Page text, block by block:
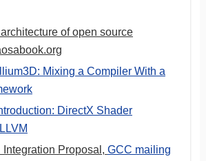
of open source
Mixing a Compiler With a
DirectX Shader
Integration Proposal, GCC mailing